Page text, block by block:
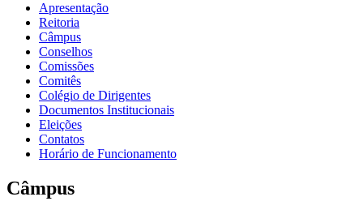
Apresentação
Reitoria
Câmpus
Conselhos
Comissões
Comitês
Colégio de Dirigentes
Documentos Institucionais
Eleições
Contatos
Horário de Funcionamento
Câmpus